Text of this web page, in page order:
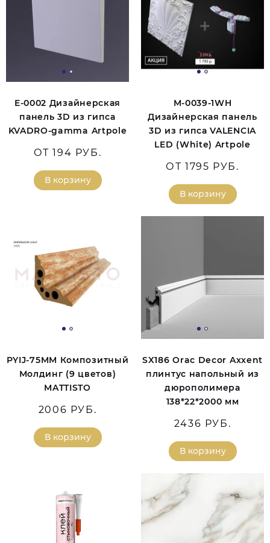
E-0002 Дизайнерская
панель 3D из гипса
KVADRO-gamma Artpole
ОТ 194 РУБ.
В корзину
M-0039-1WH
Дизайнерская панель
3D из гипса VALENCIA
LED (White) Artpole
ОТ 1795 РУБ.
В корзину
PYIJ-75MM Композитный
Молдинг (9 цветов)
MATTISTO
2006 РУБ.
В корзину
SX186 Orac Decor Axxent
плинтус напольный из
дюрополимера
138*22*2000 мм
2436 РУБ.
В корзину